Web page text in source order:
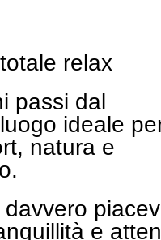
relax
passi dal
ideale
natura e
e